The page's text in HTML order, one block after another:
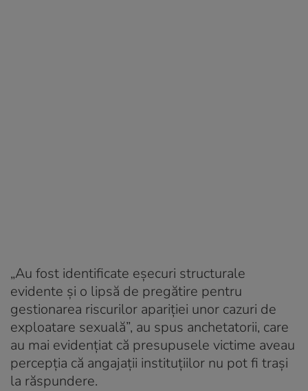
„Au fost identificate eșecuri structurale
evidente și o lipsă de pregătire pentru
gestionarea riscurilor apariției unor cazuri de
exploatare sexuală”, au spus anchetatorii, care
au mai evidențiat că presupusele victime aveau
percepția că angajații instituțiilor nu pot fi trași
la răspundere.